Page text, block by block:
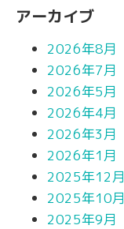
アーカイブ
2026年8月
2026年7月
2026年5月
2026年4月
2026年3月
2026年1月
2025年12月
2025年10月
2025年9月